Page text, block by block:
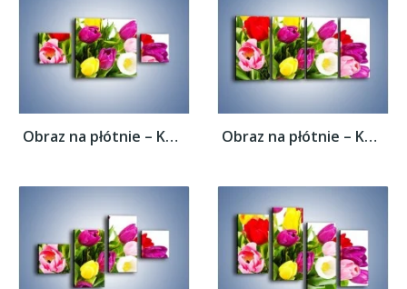
Obraz na płótnie – Kolorowe tulipany w... Obraz na płótnie – Kolorowe tulipany w...